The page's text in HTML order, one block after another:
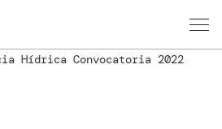
Hídrica Convocatoria 2022